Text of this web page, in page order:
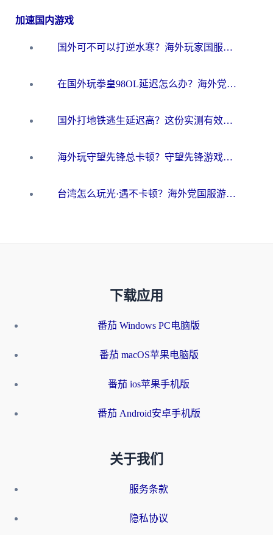
加速国内游戏
国外可不可以打逆水寒？海外玩家国服畅玩终极指南（附漫威荒野乱斗加速方案）
在国外玩拳皇98OL延迟怎么办？海外党亲测有效的低延迟指南
国外打地铁逃生延迟高？这份实测有效的低延迟指南帮你吃鸡
海外玩守望先锋总卡顿？守望先锋游戏加速器在哪里买&避坑指南（附欧洲非洲游戏实测）
台湾怎么玩光·遇不卡顿？海外党国服游戏加速终极攻略（附实测体验）
下载应用
番茄 Windows PC电脑版
番茄 macOS苹果电脑版
番茄 ios苹果手机版
番茄 Android安卓手机版
关于我们
服务条款
隐私协议